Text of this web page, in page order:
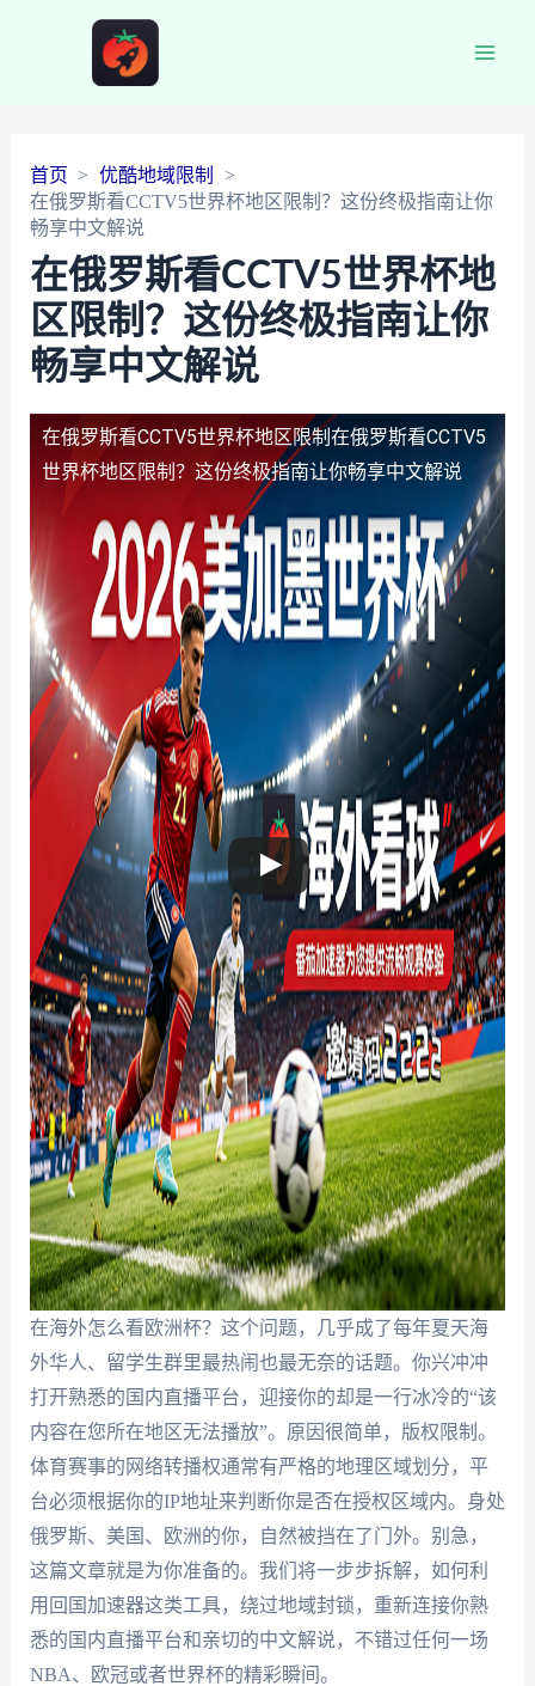
首页
优酷地域限制
在俄罗斯看CCTV5世界杯地区限制？这份终极指南让你
畅享中文解说
在俄罗斯看CCTV5世界杯地
区限制？这份终极指南让你
畅享中文解说
在俄罗斯看CCTV5世界杯地区限制 在俄罗斯看CCTV5
世界杯地区限制？这份终极指南让你畅享中文解说
在海外怎么看欧洲杯？这个问题，几乎成了每年夏天海
外华人、留学生群里最热闹也最无奈的话题。你兴冲冲
打开熟悉的国内直播平台，迎接你的却是一行冰冷的“该
内容在您所在地区无法播放”。原因很简单，版权限制。
体育赛事的网络转播权通常有严格的地理区域划分，平
台必须根据你的IP地址来判断你是否在授权区域内。身处
俄罗斯、美国、欧洲的你，自然被挡在了门外。别急，
这篇文章就是为你准备的。我们将一步步拆解，如何利
用回国加速器这类工具，绕过地域封锁，重新连接你熟
悉的国内直播平台和亲切的中文解说，不错过任何一场
NBA、欧冠或者世界杯的精彩瞬间。